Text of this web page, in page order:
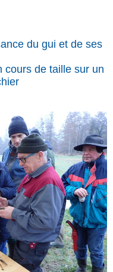
du gui et de ses
cours de taille sur un